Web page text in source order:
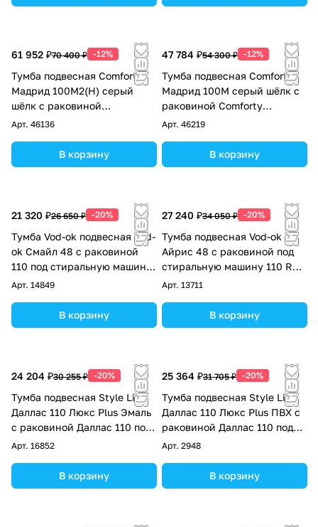
61 952 ₽70 400 ₽ -12%
Тумба подвесная Comforty
Мадрид 100М2(Н) серый
шёлк с раковиной
CF19595BX-100
Арт. 46136
В корзину
47 784 ₽54 300 ₽ -12%
Тумба подвесная Comforty
Мадрид 100M серый шёлк с
раковиной Comforty
CF19595BX-100
Арт. 46219
В корзину
21 320 ₽26 650 ₽ -20%
Тумба Vod-ok подвесная Vod-
ok Смайл 48 с раковиной
110 под стиральную машину,
левая, белая + 13 цветов
Арт. 14849
В корзину
27 240 ₽34 050 ₽ -20%
Тумба подвесная Vod-ok
Айрис 48 с раковиной под
стиральную машину 110 R
правая, белый
Арт. 13711
В корзину
24 204 ₽30 255 ₽ -20%
Тумба подвесная Style Line
Даллас 110 Люкс Plus Эмаль
с раковиной Даллас 110 под
стиральную машину, правая,
Арт. 16852
В корзину
25 364 ₽31 705 ₽ -20%
Тумба подвесная Style Line
Даллас 110 Люкс Plus ПВХ с
раковиной Даллас 110 под
стиральную машину, левая,
Арт. 2948
В корзину